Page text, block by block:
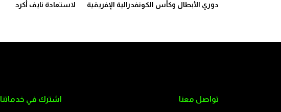
دوري الأبطال وكأس الكونفدرالية الإفريقية
لاستعادة نايف أكرد
تواصل معنا اشترك في خدماتنا